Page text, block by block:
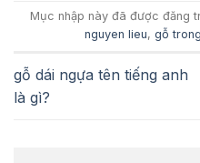
Mục nhập này đã được đăng
nguyen lieu, gỗ
gỗ dái ngựa tên tiếng anh
là gì?